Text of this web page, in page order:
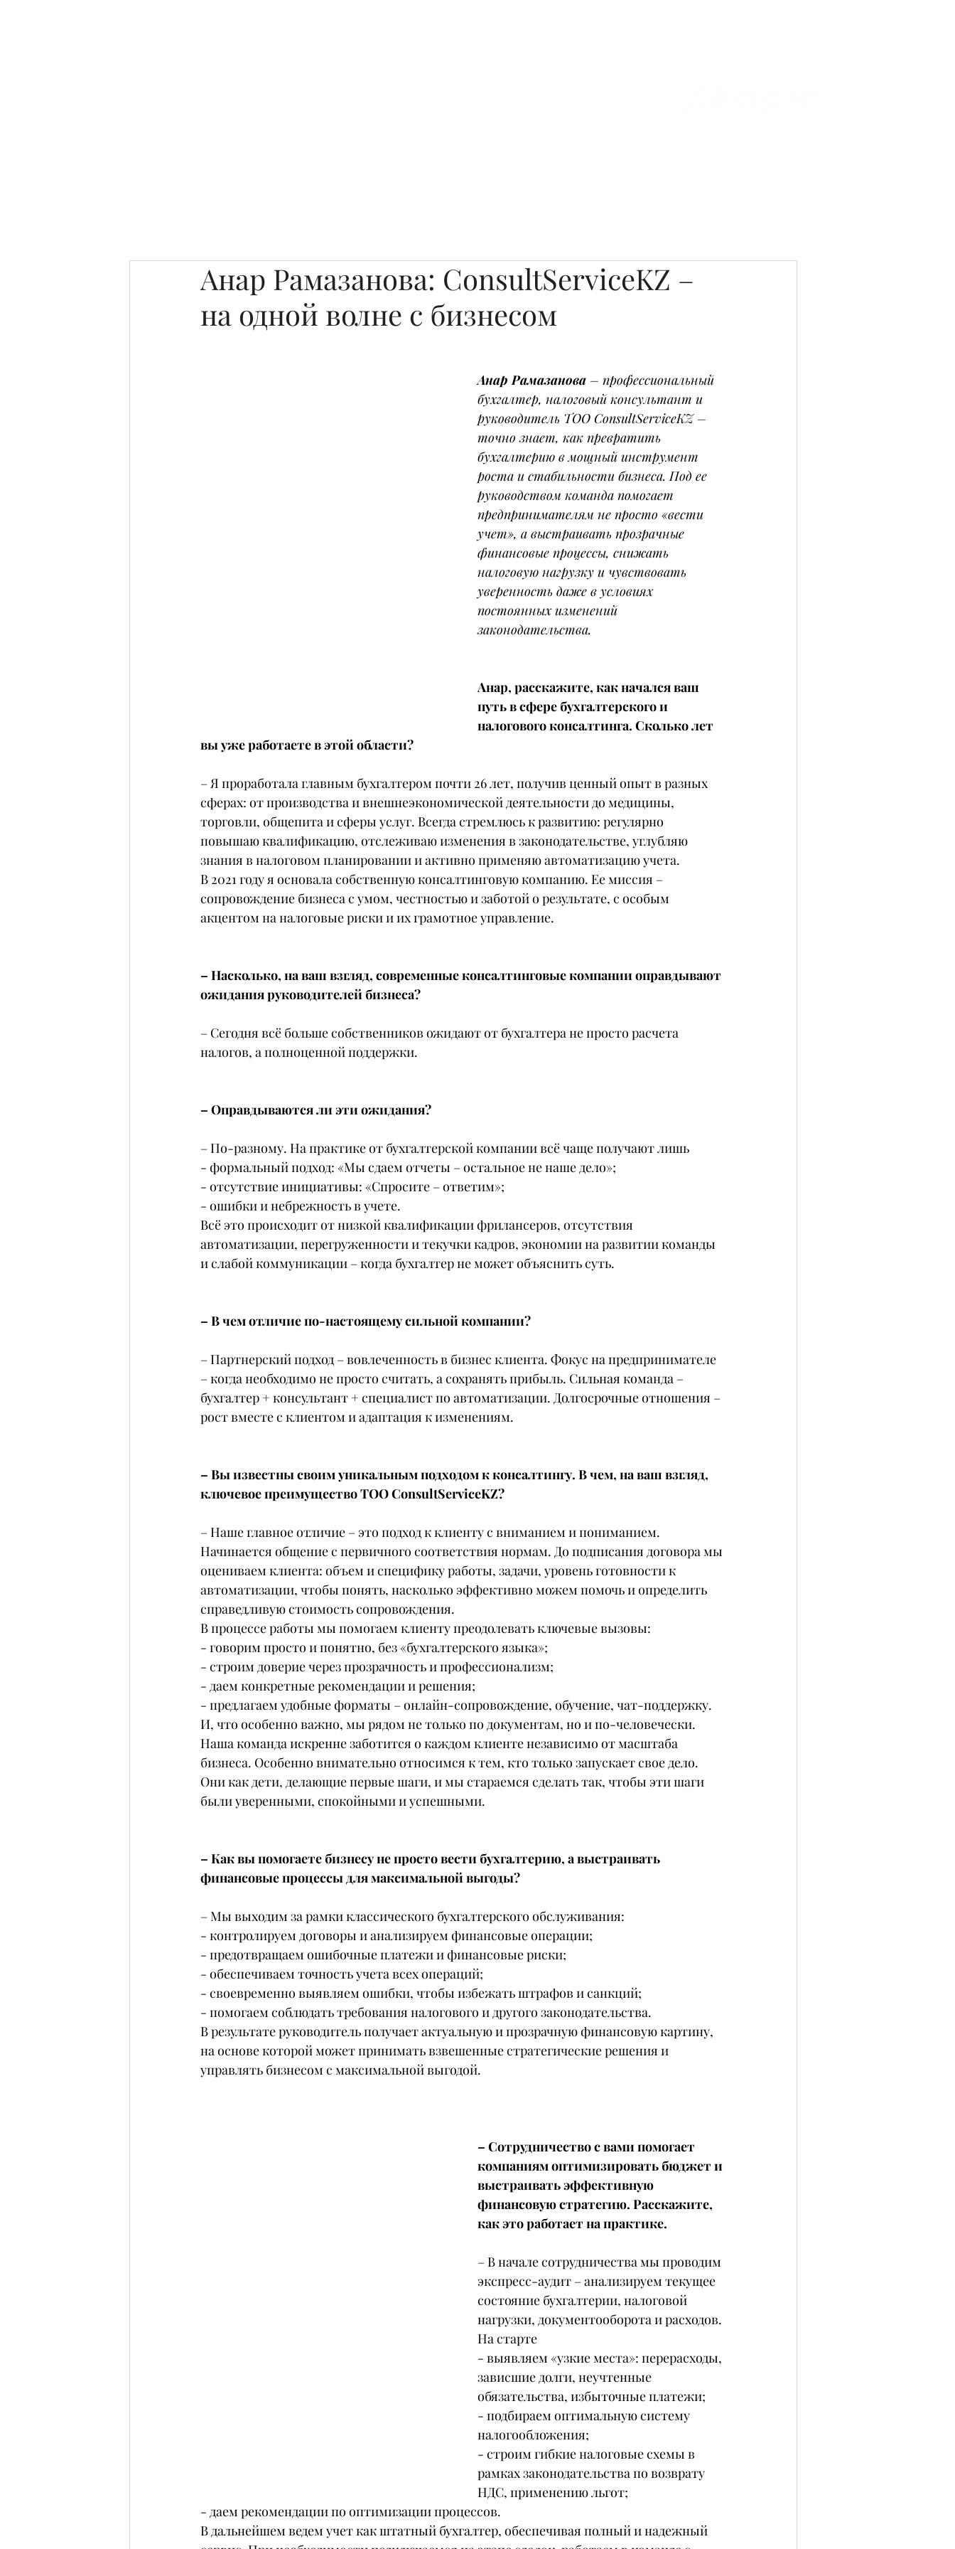
Анар Рамазанова: ConsultServiceKZ –
на одной волне с бизнесом
Анар Рамазанова – профессиональный
бухгалтер, налоговый консультант и
руководитель ТОО ConsultServiceKZ –
точно знает, как превратить
бухгалтерию в мощный инструмент
роста и стабильности бизнеса. Под ее
руководством команда помогает
предпринимателям не просто «вести
учет», а выстраивать прозрачные
финансовые процессы, снижать
налоговую нагрузку и чувствовать
уверенность даже в условиях
постоянных изменений
законодательства.
Анар, расскажите, как начался ваш
путь в сфере бухгалтерского и
налогового консалтинга. Сколько лет
вы уже работаете в этой области?
– Я проработала главным бухгалтером почти 26 лет, получив ценный опыт в разных
сферах: от производства и внешнеэкономической деятельности до медицины,
торговли, общепита и сферы услуг. Всегда стремлюсь к развитию: регулярно
повышаю квалификацию, отслеживаю изменения в законодательстве, углубляю
знания в налоговом планировании и активно применяю автоматизацию учета.
В 2021 году я основала собственную консалтинговую компанию. Ее миссия –
сопровождение бизнеса с умом, честностью и заботой о результате, с особым
акцентом на налоговые риски и их грамотное управление.
– Насколько, на ваш взгляд, современные консалтинговые компании оправдывают
ожидания руководителей бизнеса?
– Сегодня всё больше собственников ожидают от бухгалтера не просто расчета
налогов, а полноценной поддержки.
– Оправдываются ли эти ожидания?
– По-разному. На практике от бухгалтерской компании всё чаще получают лишь
- формальный подход: «Мы сдаем отчеты – остальное не наше дело»;
- отсутствие инициативы: «Спросите – ответим»;
- ошибки и небрежность в учете.
Всё это происходит от низкой квалификации фрилансеров, отсутствия
автоматизации, перегруженности и текучки кадров, экономии на развитии команды
и слабой коммуникации – когда бухгалтер не может объяснить суть.
– В чем отличие по-настоящему сильной компании?
– Партнерский подход – вовлеченность в бизнес клиента. Фокус на предпринимателе
– когда необходимо не просто считать, а сохранять прибыль. Сильная команда –
бухгалтер + консультант + специалист по автоматизации. Долгосрочные отношения –
рост вместе с клиентом и адаптация к изменениям.
– Вы известны своим уникальным подходом к консалтингу. В чем, на ваш взгляд,
ключевое преимущество ТОО ConsultServiceKZ?
– Наше главное отличие – это подход к клиенту с вниманием и пониманием.
Начинается общение с первичного соответствия нормам. До подписания договора мы
оцениваем клиента: объем и специфику работы, задачи, уровень готовности к
автоматизации, чтобы понять, насколько эффективно можем помочь и определить
справедливую стоимость сопровождения.
В процессе работы мы помогаем клиенту преодолевать ключевые вызовы:
- говорим просто и понятно, без «бухгалтерского языка»;
- строим доверие через прозрачность и профессионализм;
- даем конкретные рекомендации и решения;
- предлагаем удобные форматы – онлайн-сопровождение, обучение, чат-поддержку.
И, что особенно важно, мы рядом не только по документам, но и по-человечески.
Наша команда искренне заботится о каждом клиенте независимо от масштаба
бизнеса. Особенно внимательно относимся к тем, кто только запускает свое дело.
Они как дети, делающие первые шаги, и мы стараемся сделать так, чтобы эти шаги
были уверенными, спокойными и успешными.
– Как вы помогаете бизнесу не просто вести бухгалтерию, а выстраивать
финансовые процессы для максимальной выгоды?
– Мы выходим за рамки классического бухгалтерского обслуживания:
- контролируем договоры и анализируем финансовые операции;
- предотвращаем ошибочные платежи и финансовые риски;
- обеспечиваем точность учета всех операций;
- своевременно выявляем ошибки, чтобы избежать штрафов и санкций;
- помогаем соблюдать требования налогового и другого законодательства.
В результате руководитель получает актуальную и прозрачную финансовую картину,
на основе которой может принимать взвешенные стратегические решения и
управлять бизнесом с максимальной выгодой.
– Сотрудничество с вами помогает
компаниям оптимизировать бюджет и
выстраивать эффективную
финансовую стратегию. Расскажите,
как это работает на практике.
– В начале сотрудничества мы проводим
экспресс-аудит – анализируем текущее
состояние бухгалтерии, налоговой
нагрузки, документооборота и расходов.
На старте
- выявляем «узкие места»: перерасходы,
зависшие долги, неучтенные
обязательства, избыточные платежи;
- подбираем оптимальную систему
налогообложения;
- строим гибкие налоговые схемы в
рамках законодательства по возврату
НДС, применению льгот;
- даем рекомендации по оптимизации процессов.
В дальнейшем ведем учет как штатный бухгалтер, обеспечивая полный и надежный